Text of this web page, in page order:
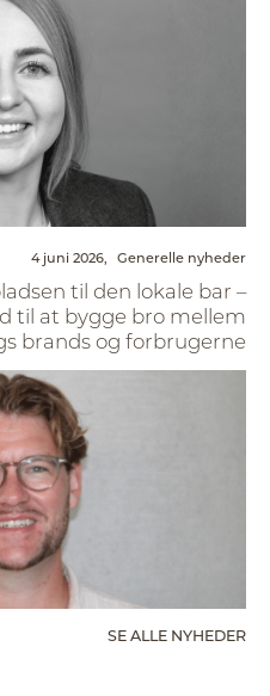
4 juni 2026, Generelle nyheder
til den lokale bar –
til at bygge bro mellem
brands og forbrugerne
SE ALLE NYHEDER